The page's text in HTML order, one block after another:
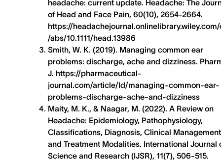
headache: current update. Headache: The
of Head and Face Pain, 60(10), 2654-2664.
https://
/abs/10.1111/head.13986
Smith, W. K. (2019). Managing common ear
problems: discharge, ache and dizziness.
J. https://pharmaceutical-
journal.com/article/ld/managing-common-ear-
problems-discharge-ache-and-dizziness
Maity, M. K., & Naagar, M. (2022). A Review on
Headache: Epidemiology, Pathophysiology,
Classifications, Diagnosis, Clinical Management
and Treatment Modalities. International Journal
Science and Research (IJSR), 11(7), 506-515.